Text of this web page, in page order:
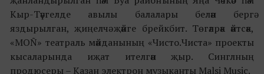
Кыр-Тәүгелде авылы балалары белән бергә
яздырылган, җиңелчә җәйге брейкбит. Төгәлрәк әйтсәк,
«MOÑ» театраль мәйданының «Чисто.Чиста» проекты
кысаларында иҗат ителгән җыр. Синглның
продюсеры – Казан электрон музыканты Malsi Music.